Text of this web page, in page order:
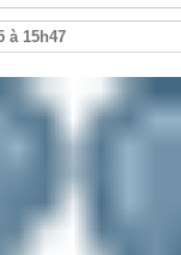
à 15h47